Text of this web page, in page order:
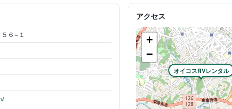
６−１
アクセス
オイコスRVレンタル
+
−